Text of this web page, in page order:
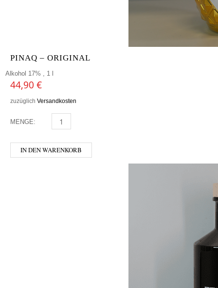
PINAQ – ORIGINAL
Alkohol 17% , 1 l
44,90 €
zuzüglich Versandkosten
MENGE: PINAQ - ORIGINAL MENGE
IN DEN WARENKORB